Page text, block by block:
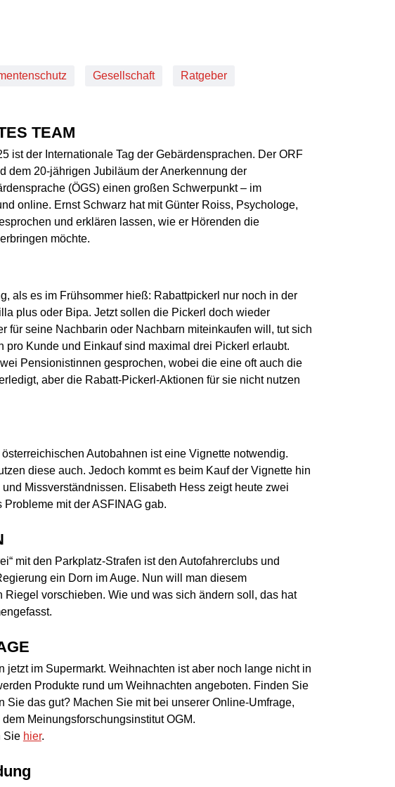
Gesellschaft Ratgeber
TEAM
ist der Internationale Tag der Gebärdensprachen. Der ORF
dem 20-jährigen Jubiläum der Anerkennung der
(ÖGS) einen großen Schwerpunkt – im
online. Ernst Schwarz hat mit Günter Roiss, Psychologe,
und erklären lassen, wie er Hörenden die
möchte.
als es im Frühsommer hieß: Rabattpickerl nur noch in der
plus oder Bipa. Jetzt sollen die Pickerl doch wieder
für seine Nachbarin oder Nachbarn miteinkaufen will, tut sich
pro Kunde und Einkauf sind maximal drei Pickerl erlaubt.
Pensionistinnen gesprochen, wobei die eine oft auch die
aber die Rabatt-Pickerl-Aktionen für sie nicht nutzen
Autobahnen ist eine Vignette notwendig.
diese auch. Jedoch kommt es beim Kauf der Vignette hin
Missverständnissen. Elisabeth Hess zeigt heute zwei
Probleme mit der ASFINAG gab.
mit den Parkplatz-Strafen ist den Autofahrerclubs und
ein Dorn im Auge. Nun will man diesem
Riegel vorschieben. Wie und was sich ändern soll, das hat
jetzt im Supermarkt. Weihnachten ist aber noch lange nicht in
Produkte rund um Weihnachten angeboten. Finden Sie
Sie das gut? Machen Sie mit bei unserer Online-Umfrage,
Meinungsforschungsinstitut OGM.
Sie hier.